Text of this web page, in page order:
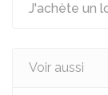
J'achète un
Voir aussi